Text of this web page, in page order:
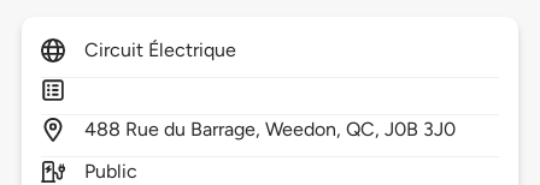
Circuit Électrique
488 Rue du Barrage,Weedon,QC,J0B 3J0
Public